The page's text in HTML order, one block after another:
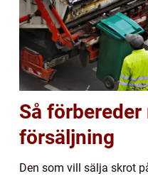
Så
försäljning
Den som vill sälja skrot